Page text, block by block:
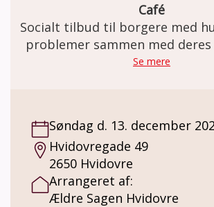
Café
Socialt tilbud til borgere med
problemer sammen med
Se mere
Søndag d. 13. december
Hvidovregade 49
2650 Hvidovre
Arrangeret af:
Ældre Sagen Hvidovre